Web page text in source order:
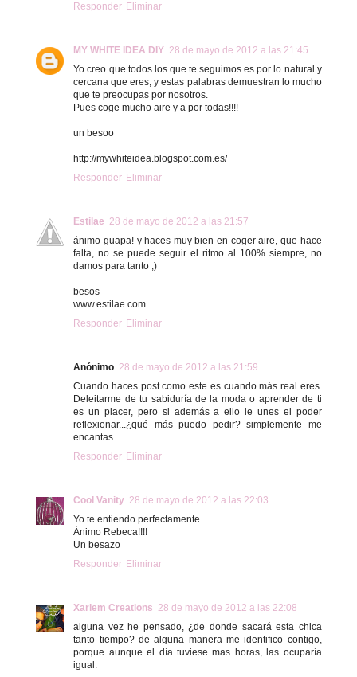
Responder Eliminar
MY WHITE IDEA DIY 28 de mayo de 2012 a las 21:45
Yo creo que todos los que te seguimos es por lo natural y
cercana que eres, y estas palabras demuestran lo mucho
que te preocupas por nosotros.
Pues coge mucho aire y a por todas!!!!
un besoo
http://mywhiteidea.blogspot.com.es/
Responder Eliminar
Estilae 28 de mayo de 2012 a las 21:57
ánimo guapa! y haces muy bien en coger aire, que hace
falta, no se puede seguir el ritmo al 100% siempre, no
damos para tanto ;)
besos
www.estilae.com
Responder Eliminar
Anónimo 28 de mayo de 2012 a las 21:59
Cuando haces post como este es cuando más real eres.
Deleitarme de tu sabiduría de la moda o aprender de ti
es un placer, pero si además a ello le unes el poder
reflexionar...¿qué más puedo pedir? simplemente me
encantas.
Responder Eliminar
Cool Vanity 28 de mayo de 2012 a las 22:03
Yo te entiendo perfectamente...
Ánimo Rebeca!!!!
Un besazo
Responder Eliminar
Xarlem Creations 28 de mayo de 2012 a las 22:08
alguna vez he pensado, ¿de donde sacará esta chica
tanto tiempo? de alguna manera me identifico contigo,
porque aunque el día tuviese mas horas, las ocuparía
igual.